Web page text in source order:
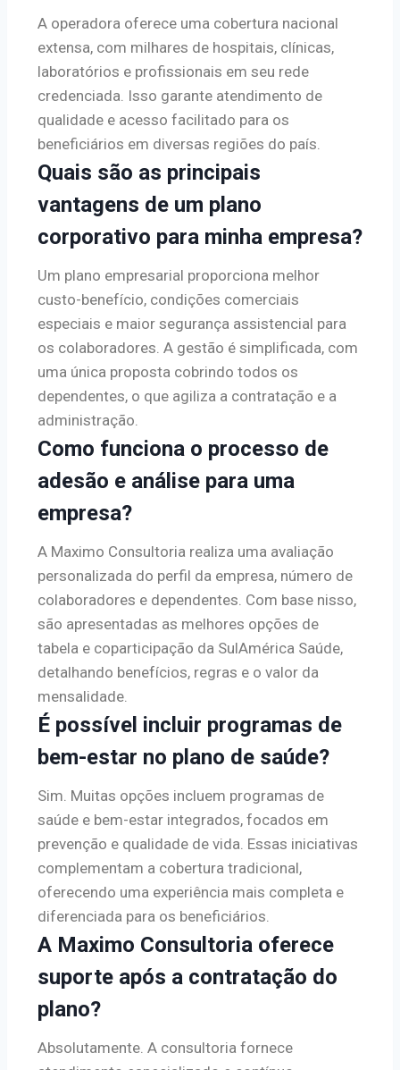
A operadora oferece uma cobertura nacional
extensa, com milhares de hospitais, clínicas,
laboratórios e profissionais em seu rede
credenciada. Isso garante atendimento de
qualidade e acesso facilitado para os
beneficiários em diversas regiões do país.
Quais são as principais
vantagens de um plano
corporativo para minha empresa?
Um plano empresarial proporciona melhor
custo-benefício, condições comerciais
especiais e maior segurança assistencial para
os colaboradores. A gestão é simplificada, com
uma única proposta cobrindo todos os
dependentes, o que agiliza a contratação e a
administração.
Como funciona o processo de
adesão e análise para uma
empresa?
A Maximo Consultoria realiza uma avaliação
personalizada do perfil da empresa, número de
colaboradores e dependentes. Com base nisso,
são apresentadas as melhores opções de
tabela e coparticipação da SulAmérica Saúde,
detalhando benefícios, regras e o valor da
mensalidade.
É possível incluir programas de
bem-estar no plano de saúde?
Sim. Muitas opções incluem programas de
saúde e bem-estar integrados, focados em
prevenção e qualidade de vida. Essas iniciativas
complementam a cobertura tradicional,
oferecendo uma experiência mais completa e
diferenciada para os beneficiários.
A Maximo Consultoria oferece
suporte após a contratação do
plano?
Absolutamente. A consultoria fornece